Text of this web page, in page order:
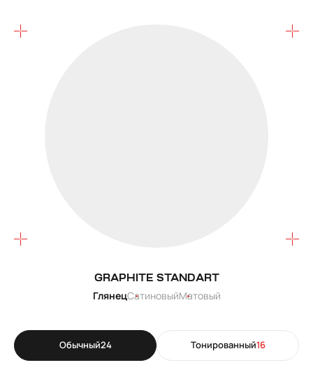
Обычный24 Тонированный16
GRAPHITE STANDART
ГлянецСатиновыйМатовый